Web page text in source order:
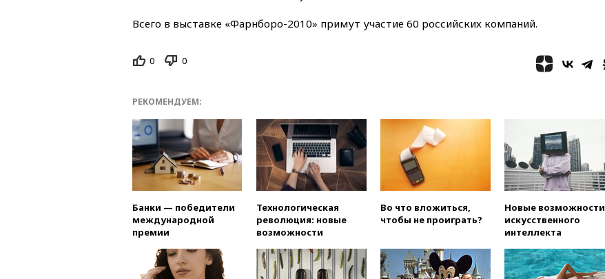
07:00Силы ПВО сбили шесть
Золото подорожало до
Дом детства Нила
Армстронга впервые за 38 лет
выставили на продажу
быть готовой к продолжению
украинского конфликта
предпочел бы соглашение с
Ираном
Всего в выставке «Фарнборо-2010» примут участие 60 российских компаний.
0 0
РЕКОМЕНДУЕМ:
Банки — победители
международной
премии
Технологическая
революция: новые
возможности
Во что вложиться,
чтобы не проиграть?
Новые возможности
искусственного
интеллекта